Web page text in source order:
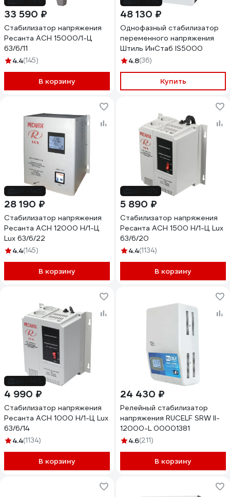
33 590 ₽
Стабилизатор напряжения
Ресанта АСН 15000/1-Ц
63/6/11
4.4(145)
В корзину
48 130 ₽
Однофазный стабилизатор
переменного напряжения
Штиль ИнСтаб IS5000
4.8(36)
Купить
28 190 ₽
Стабилизатор напряжения
Ресанта АСН 12000 Н/1-Ц
Lux 63/6/22
4.4(145)
В корзину
5 890 ₽
Стабилизатор напряжения
Ресанта АСН 1500 Н/1-Ц Lux
63/6/20
4.4(1134)
В корзину
4 990 ₽
Стабилизатор напряжения
Ресанта АСН 1000 Н/1-Ц Lux
63/6/14
4.4(1134)
В корзину
24 430 ₽
Релейный стабилизатор
напряжения RUCELF SRW II-
12000-L 00001381
4.6(211)
В корзину